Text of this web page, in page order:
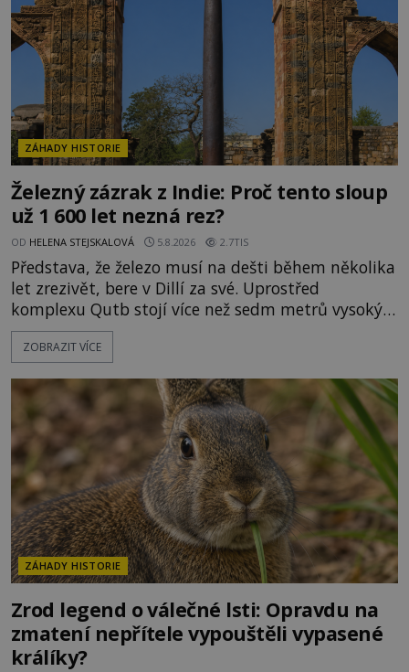
jen předmětem úcty
ZÁHADY HISTORIE
Železný zázrak z Indie: Proč tento sloup
už 1 600 let nezná rez?
OD HELENA STEJSKALOVÁ 5.8.2026 2.7TIS
Představa, že železo musí na dešti během několika
let zrezivět, bere v Dillí za své. Uprostřed
komplexu Qutb stojí více než sedm metrů vysoký
železný sloup, který už přibližně 1 600 let odolává
počasí s jen nepatrnými stopami koroze. Jeho
ztracených technologiích či tajemných
materiálech. Moderní metalurgie však ukazuje, že
skutečné vysvětlení je ješt
ZOBRAZIT VÍCE
ZÁHADY HISTORIE
Zrod legend o válečné lsti: Opravdu na
zmatení nepřítele vypouštěli vypasené
králíky?